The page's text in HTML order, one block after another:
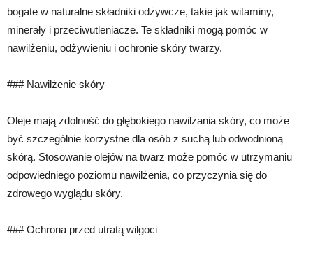
bogate w naturalne składniki odżywcze, takie jak witaminy,
minerały i przeciwutleniacze. Te składniki mogą pomóc w
nawilżeniu, odżywieniu i ochronie skóry twarzy.
### Nawilżenie skóry
Oleje mają zdolność do głębokiego nawilżania skóry, co może
być szczególnie korzystne dla osób z suchą lub odwodnioną
skórą. Stosowanie olejów na twarz może pomóc w utrzymaniu
odpowiedniego poziomu nawilżenia, co przyczynia się do
zdrowego wyglądu skóry.
### Ochrona przed utratą wilgoci